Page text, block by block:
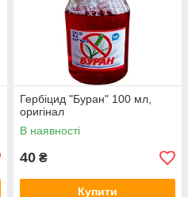
Гербіцид "Буран" 100 мл,
оригінал
В наявності
40 ₴
Купити